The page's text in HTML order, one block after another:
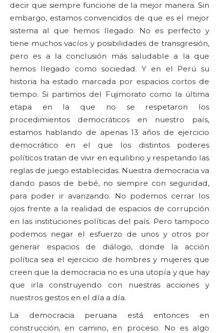
decir que siempre funcione de la mejor manera. Sin
embargo, estamos convencidos de que es el mejor
sistema al que hemos llegado. No es perfecto y
tiene muchos vacíos y posibilidades de transgresión,
pero es a la conclusión más saludable a la que
hemos llegado como sociedad. Y en el Perú su
historia ha estado marcada por espacios cortos de
tiempo. Si partimos del Fujimorato como la última
etapa en la que no se respetaron los
procedimientos democráticos en nuestro país,
estamos hablando de apenas 13 años de ejercicio
democrático en el que los distintos poderes
políticos tratan de vivir en equilibrio y respetando las
reglas de juego establecidas. Nuestra democracia va
dando pasos de bebé, no siempre con seguridad,
para poder ir avanzando. No podemos cerrar los
ojos frente a la realidad de espacios de corrupción
en las instituciones políticas del país. Pero tampoco
podemos negar el esfuerzo de unos y otros por
generar espacios de diálogo, donde la acción
política sea el ejercicio de hombres y mujeres que
creen que la democracia no es una utopía y que hay
que irla construyendo con nuestras acciones y
nuestros gestos en el día a día.
La democracia peruana está entonces en
construcción, en camino, en proceso. No es algo